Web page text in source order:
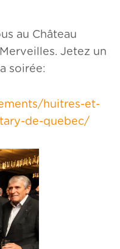
au Château
Jetez un
soirée:
huitres-et-
de-quebec/